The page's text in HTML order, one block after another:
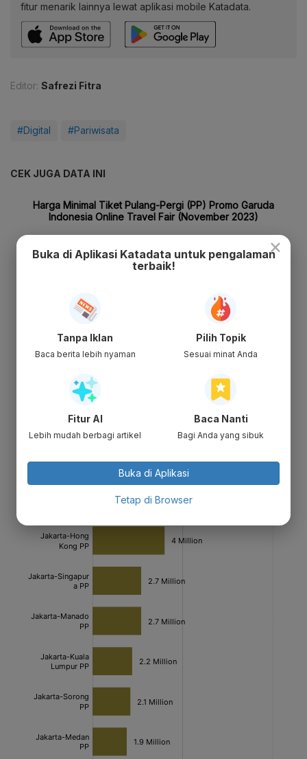
fitur menarik lainnya lewat aplikasi mobile Katadata.
Editor: Safrezi Fitra
#Digital #Pariwisata
CEK JUGA DATA INI
×
Buka di Aplikasi Katadata untuk pengalaman
terbaik!
Tanpa Iklan
Baca berita lebih nyaman
Pilih Topik
Sesuai minat Anda
Fitur AI
Lebih mudah berbagi artikel
Baca Nanti
Bagi Anda yang sibuk
Buka di Aplikasi
Tetap di Browser